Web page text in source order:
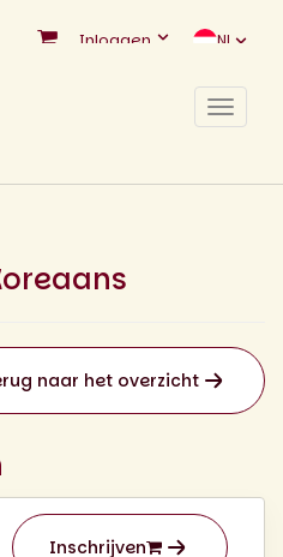
Inloggen NL
Toggle
naar het overzicht
Inschrijven